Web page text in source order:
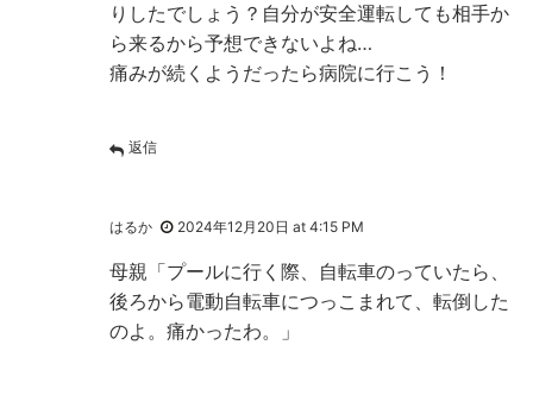
りしたでしょう？自分が安全運転しても相手か
ら来るから予想できないよね…
痛みが続くようだったら病院に行こう！
返信
はるか 2024年12月20日 at 4:15 PM
母親「プールに行く際、自転車のっていたら、
後ろから電動自転車につっこまれて、転倒した
のよ。痛かったわ。」